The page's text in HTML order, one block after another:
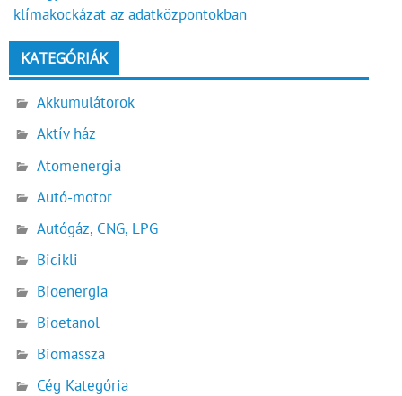
klímakockázat az adatközpontokban
KATEGÓRIÁK
Akkumulátorok
Aktív ház
Atomenergia
Autó-motor
Autógáz, CNG, LPG
Bicikli
Bioenergia
Bioetanol
Biomassza
Cég Kategória